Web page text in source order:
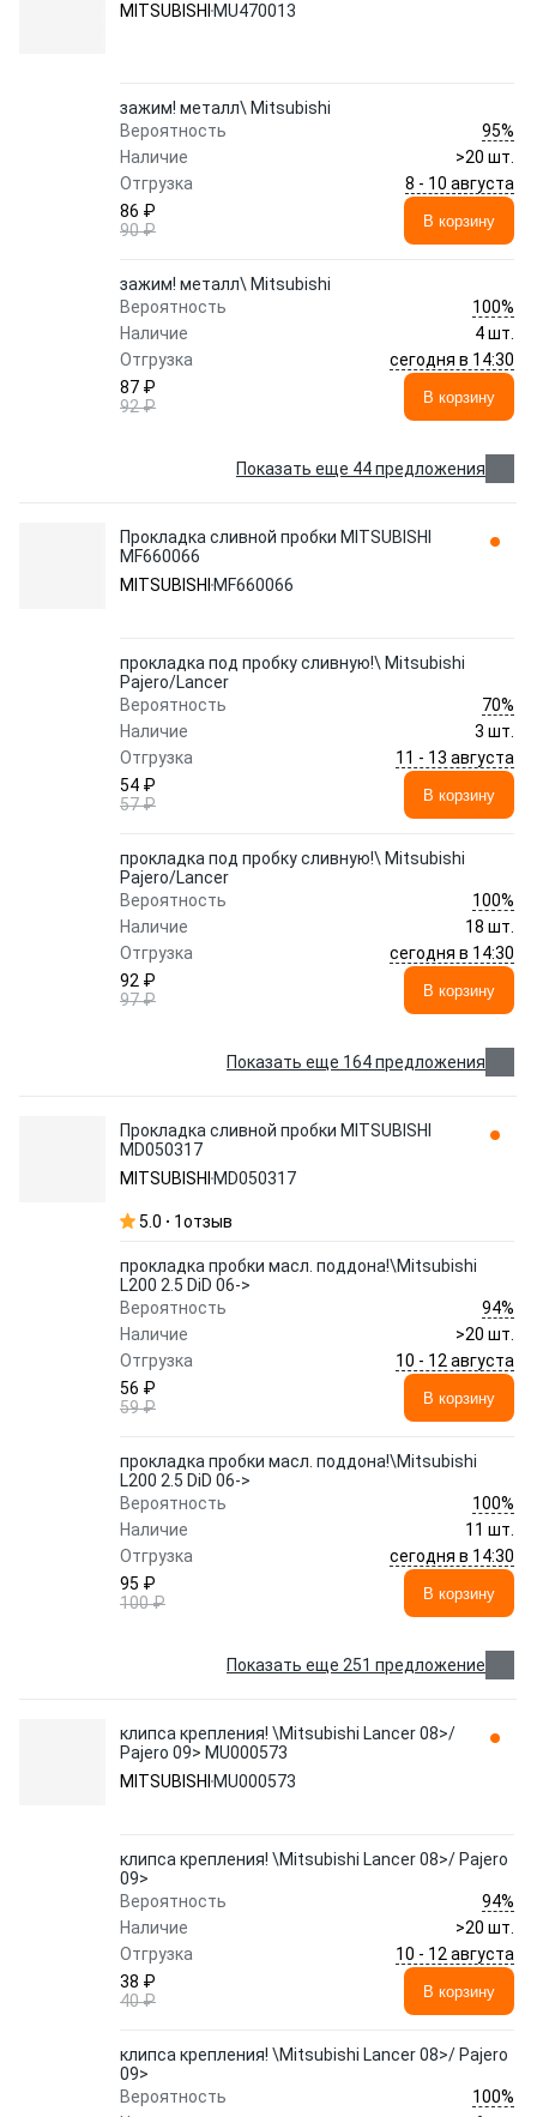
MITSUBISHI MU470013
зажим! металл\ Mitsubishi
Вероятность
95%
Наличие
>20 шт.
Отгрузка
8 - 10 августа
86 ₽
90 ₽
В корзину
зажим! металл\ Mitsubishi
Вероятность
100%
Наличие
4 шт.
Отгрузка
сегодня в 14:30
87 ₽
92 ₽
В корзину
Показать еще 44 предложения
Прокладка сливной пробки MITSUBISHI
MF660066
MITSUBISHI MF660066
прокладка под пробку сливную!\ Mitsubishi
Pajero/Lancer
Вероятность
70%
Наличие
3 шт.
Отгрузка
11 - 13 августа
54 ₽
57 ₽
В корзину
прокладка под пробку сливную!\ Mitsubishi
Pajero/Lancer
Вероятность
100%
Наличие
18 шт.
Отгрузка
сегодня в 14:30
92 ₽
97 ₽
В корзину
Показать еще 164 предложения
Прокладка сливной пробки MITSUBISHI
MD050317
MITSUBISHI MD050317
5.0 1отзыв
прокладка пробки масл. поддона!\Mitsubishi
L200 2.5 DiD 06->
Вероятность
94%
Наличие
>20 шт.
Отгрузка
10 - 12 августа
56 ₽
59 ₽
В корзину
прокладка пробки масл. поддона!\Mitsubishi
L200 2.5 DiD 06->
Вероятность
100%
Наличие
11 шт.
Отгрузка
сегодня в 14:30
95 ₽
100 ₽
В корзину
Показать еще 251 предложение
клипса крепления! \Mitsubishi Lancer 08>/
Pajero 09> MU000573
MITSUBISHI MU000573
клипса крепления! \Mitsubishi Lancer 08>/ Pajero
09>
Вероятность
94%
Наличие
>20 шт.
Отгрузка
10 - 12 августа
38 ₽
40 ₽
В корзину
клипса крепления! \Mitsubishi Lancer 08>/ Pajero
09>
Вероятность
100%